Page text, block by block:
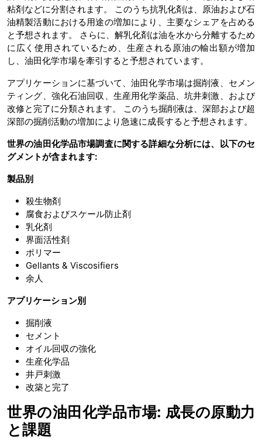
粘剤などに分割されます。 このうち抗乳化剤は、原油および石
油精製活動における用途の増加により、主要なシェアを占める
と予想されます。 さらに、解乳化剤は油を水から分離するため
に広く使用されているため、生産される原油の輸出額が増加
し、油田化学市場を牽引すると予想されています。
アプリケーションに基づいて、油田化学市場は掘削液、セメン
ティング、強化石油回収、生産用化学薬品、坑井刺激、および
改修と完了に分類されます。 このうち掘削液は、深部および超
深部の掘削活動の増加により急速に成長すると予想されます。
世界の油田化学品市場調査に関する詳細な分析には、以下のセ
グメントが含まれます:
製品別
殺生物剤
腐食およびスケール防止剤
乳化剤
界面活性剤
ポリマー
Gellants & Viscosifiers
余人
アプリケーション別
掘削液
セメント
オイル回収の強化
生産化学品
井戸刺激
改築と完了
世界の油田化学品市場: 成長の原動力
と課題